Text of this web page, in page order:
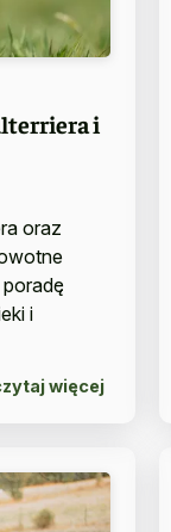
i
oraz
i
więcej